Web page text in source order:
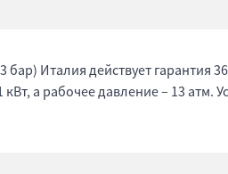
бар) Италия действует гарантия
кВт, а рабочее давление – 13 атм.